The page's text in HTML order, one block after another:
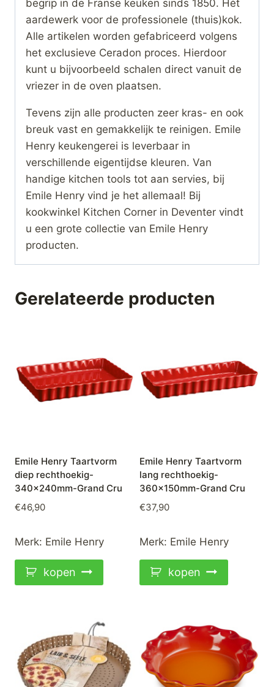
begrip in de Franse keuken sinds 1850. Hét
aardewerk voor de professionele (thuis)kok.
Alle artikelen worden gefabriceerd volgens
het exclusieve Ceradon proces. Hierdoor
kunt u bijvoorbeeld schalen direct vanuit de
vriezer in de oven plaatsen.
Tevens zijn alle producten zeer kras- en ook
breuk vast en gemakkelijk te reinigen. Emile
Henry keukengerei is leverbaar in
verschillende eigentijdse kleuren. Van
handige kitchen tools tot aan servies, bij
Emile Henry vind je het allemaal! Bij
kookwinkel Kitchen Corner in Deventer vindt
u een grote collectie van Emile Henry
producten.
Gerelateerde producten
Emile Henry Taartvorm
diep rechthoekig-
340x240mm-Grand Cru
€46,90
Merk: Emile Henry
kopen
Emile Henry Taartvorm
lang rechthoekig-
360x150mm-Grand Cru
€37,90
Merk: Emile Henry
kopen